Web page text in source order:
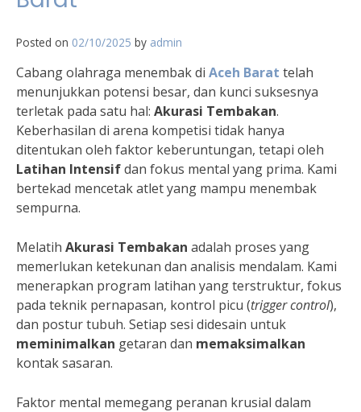
Posted on 02/10/2025 by admin
Cabang olahraga menembak di Aceh Barat telah
menunjukkan potensi besar, dan kunci suksesnya
terletak pada satu hal: Akurasi Tembakan.
Keberhasilan di arena kompetisi tidak hanya
ditentukan oleh faktor keberuntungan, tetapi oleh
Latihan Intensifdan fokus mental yang prima. Kami
bertekad mencetak atlet yang mampu menembak
sempurna.
Melatih Akurasi Tembakan adalah proses yang
memerlukan ketekunan dan analisis mendalam. Kami
menerapkan program latihan yang terstruktur, fokus
pada teknik pernapasan, kontrol picu (trigger control),
dan postur tubuh. Setiap sesi didesain untuk
meminimalkan getaran dan memaksimalkan
kontak sasaran.
Faktor mental memegang peranan krusial dalam